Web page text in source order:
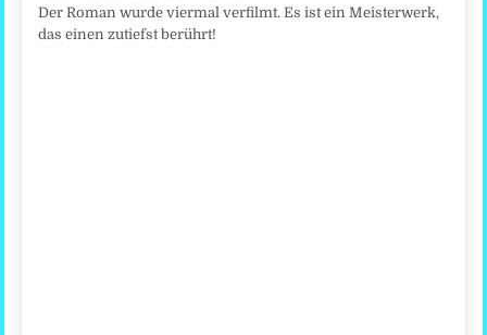
Der Roman wurde viermal verfilmt. Es ist ein Meisterwerk,
das einen zutiefst berührt!